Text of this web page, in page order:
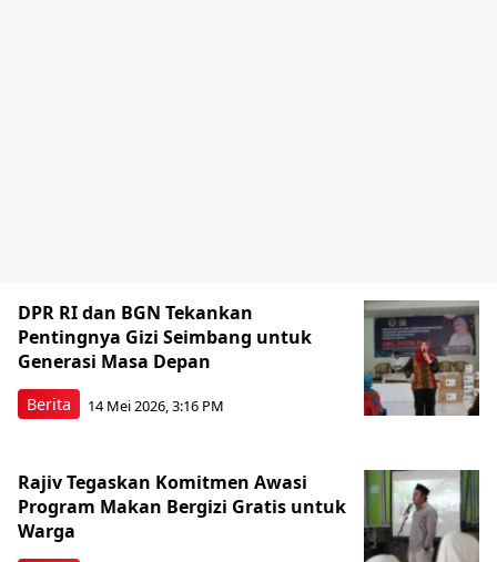
Berita
DPR RI dan BGN Tekankan
Pentingnya Gizi Seimbang untuk
Generasi Masa Depan
14 Mei 2026, 3:16 PM
Rajiv Tegaskan Komitmen Awasi
Program Makan Bergizi Gratis untuk
Warga